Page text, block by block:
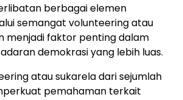
berbagai elemen
semangat volunteering atau
menjadi faktor penting dalam
demokrasi yang lebih luas.
atau sukarela dari sejumlah
pemahaman terkait